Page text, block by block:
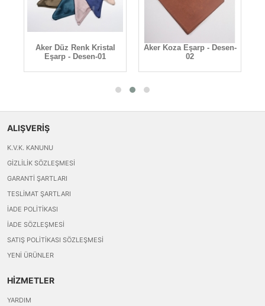
Aker Düz Renk Kristal
Eşarp - Desen-01
Aker Koza Eşarp - Desen-
02
ALIŞVERİŞ
K.V.K. KANUNU
GIZLILIK SÖZLEŞMESI
GARANTI ŞARTLARI
TESLIMAT ŞARTLARI
İADE POLITIKASI
İADE SÖZLEŞMESI
SATIŞ POLITIKASI SÖZLEŞMESI
YENI ÜRÜNLER
HİZMETLER
YARDIM